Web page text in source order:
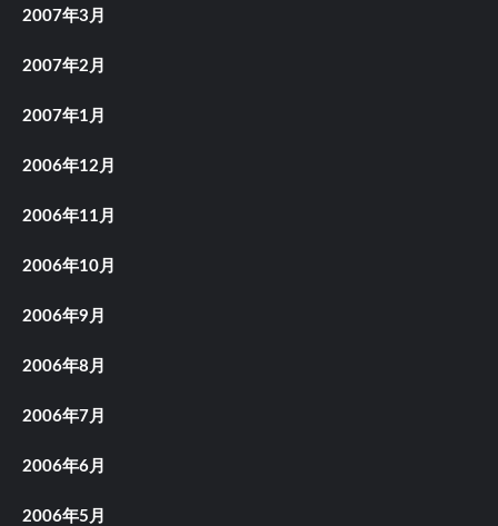
2007年3月
2007年2月
2007年1月
2006年12月
2006年11月
2006年10月
2006年9月
2006年8月
2006年7月
2006年6月
2006年5月